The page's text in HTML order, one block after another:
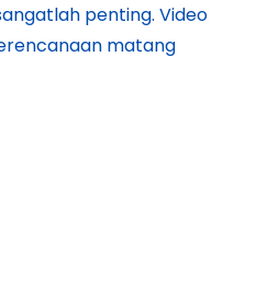
penting. Video
matang